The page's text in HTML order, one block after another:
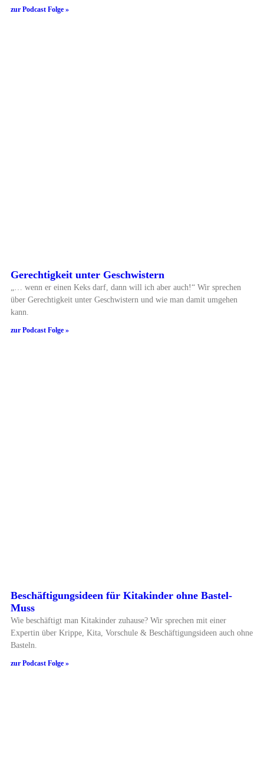
zur Podcast Folge »
Gerechtigkeit unter Geschwistern
„… wenn er einen Keks darf, dann will ich aber auch!“ Wir sprechen
über Gerechtigkeit unter Geschwistern und wie man damit umgehen
kann.
zur Podcast Folge »
Beschäftigungsideen für Kitakinder ohne Bastel-
Muss
Wie beschäftigt man Kitakinder zuhause? Wir sprechen mit einer
Expertin über Krippe, Kita, Vorschule & Beschäftigungsideen auch ohne
Basteln.
zur Podcast Folge »